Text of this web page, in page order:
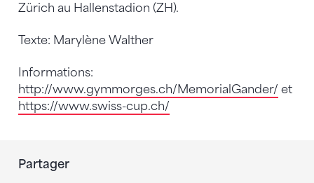
Zürich au Hallenstadion (ZH).
Texte: Marylène Walther
Informations:
http://www.gymmorges.ch/MemorialGander/ et
https://www.swiss-cup.ch/
Partager